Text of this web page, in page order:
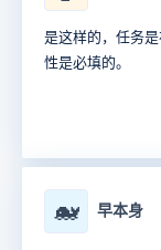
是这样的，任务
性是必填的。
🐋 早本身